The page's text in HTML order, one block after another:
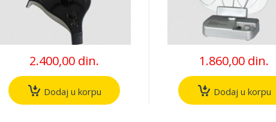
2.400,00 din.
Dodaj u korpu
1.860,00 din.
Dodaj u korpu